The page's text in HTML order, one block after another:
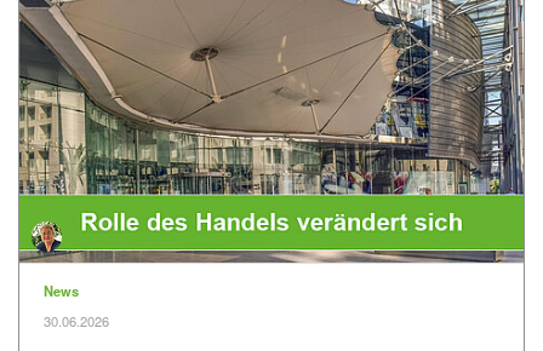
Kategorie
News
Veröffentlicht am
30.06.2026